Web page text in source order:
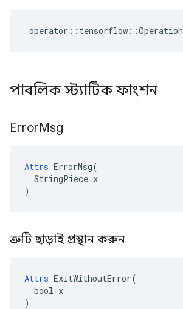
operator :: tensorflow ::Operation
পাবলিক স্ট্যাটিক ফাংশন
ErrorMsg
Attrs ErrorMsg(
  StringPiece x
)
ত্রুটি ছাড়াই প্রস্থান করুন
Attrs ExitWithoutError(
  bool x
)